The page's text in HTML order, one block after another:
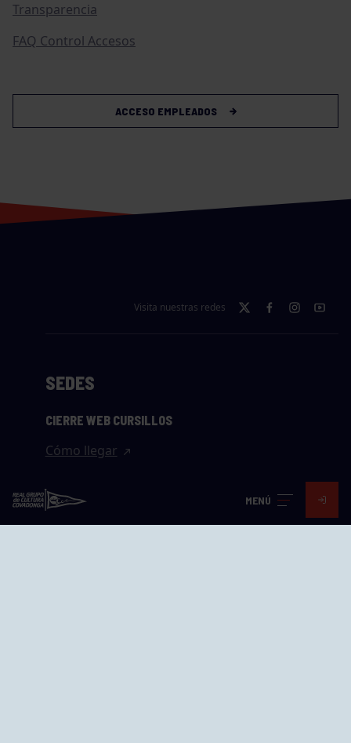
MENÚ
Transparencia
FAQ Control Accesos
ACCESO EMPLEADOS
Visita nuestras redes
SEDES
CIERRE WEB CURSILLOS
Cómo llegar
EL GRUPO